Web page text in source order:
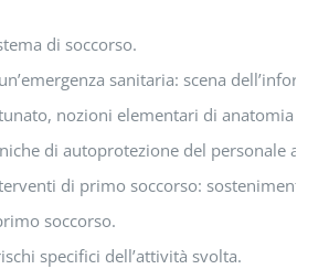
di soccorso.
sanitaria: scena
nozioni elementari di anatomia e
di autoprotezione del personale
di primo soccorso: sostenimento
soccorso.
specifici dell’attività svolta.